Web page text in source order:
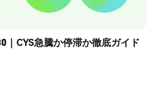
｜CYS急騰か停滞か徹底ガイド